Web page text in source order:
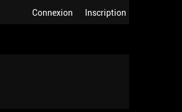
Inscription
Connexion